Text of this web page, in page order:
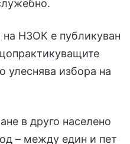
на НЗОК е публикуван
улеснява избора на
в друго населено
– между един и пет